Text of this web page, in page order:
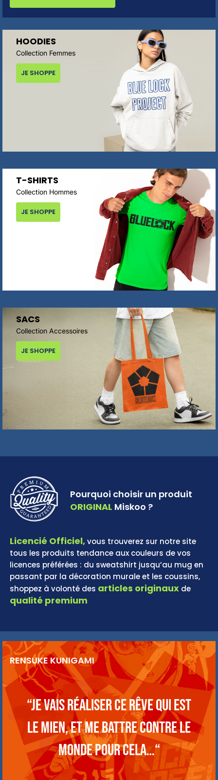
HOODIES
Collection Femmes
JE SHOPPE
T-SHIRTS
Collection Hommes
JE SHOPPE
SACS
Collection Accessoires
JE SHOPPE
Pourquoi choisir un produit
ORIGINAL Miskoo ?
Licencié Officiel,vous trouverez sur notre site
tous les produits tendance aux couleurs de vos
licences préférées : du sweatshirt jusqu’au mug en
passant par la décoration murale et les coussins,
shoppez à volonté des articles originaux de
qualité premium
RENSUKE KUNIGAMI
“Je vais réaliser ce rêve qui est
le mien, et me battre contre le
monde pour cela…“